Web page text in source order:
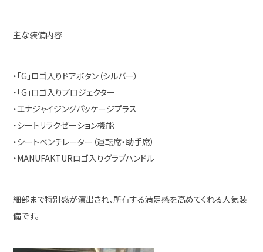
主な装備内容
・「G」ロゴ入りドアボタン（シルバー）
・「G」ロゴ入りプロジェクター
・エナジャイジングパッケージプラス
・シートリラクゼーション機能
・シートベンチレーター（運転席・助手席）
・MANUFAKTURロゴ入りグラブハンドル
細部まで特別感が演出され、所有する満足感を高めてくれる人気装
備です。